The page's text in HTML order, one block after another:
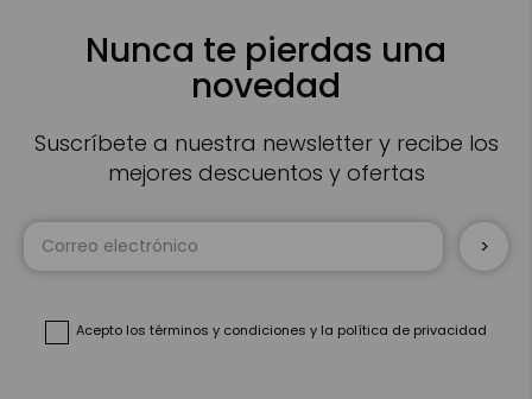
Nunca te pierdas una
novedad
Suscríbete a nuestra newsletter y recibe los
mejores descuentos y ofertas
Acepto los términos y condiciones y la política de privacidad